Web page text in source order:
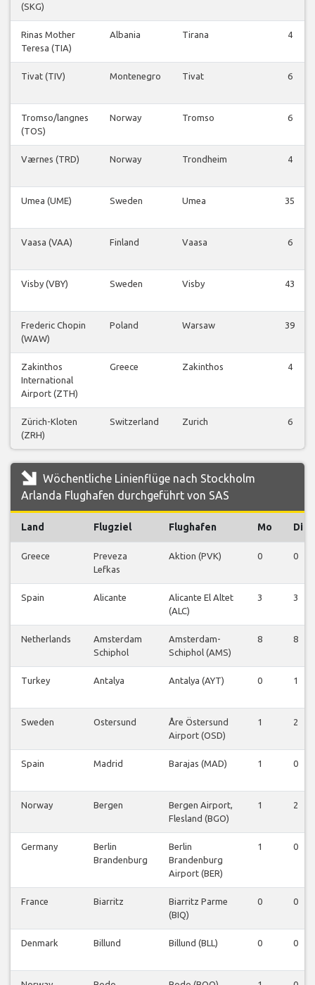
(SKG)
Rinas Mother
Teresa (TIA)
Albania Tirana 4
Tivat (TIV) Montenegro Tivat 6
Tromso/langnes
(TOS)
Norway Tromso 6
Værnes (TRD) Norway Trondheim 4
Umea (UME) Sweden Umea 35
Vaasa (VAA) Finland Vaasa 6
Visby (VBY) Sweden Visby 43
Frederic Chopin
(WAW)
Poland Warsaw 39
Zakinthos
International
Airport (ZTH)
Greece Zakinthos 4
Zürich-Kloten
(ZRH)
Switzerland Zurich 6
Wöchentliche Linienflüge nach Stockholm
Arlanda Flughafen durchgeführt von SAS
Land Flugziel Flughafen Mo Di
Greece
Preveza
Lefkas
Aktion (PVK) 0 0
Spain Alicante
Alicante El Altet
(ALC)
3 3
Netherlands
Amsterdam
Schiphol
Amsterdam-
Schiphol (AMS)
8 8
Turkey Antalya Antalya (AYT) 0 1
Sweden Ostersund
Åre Östersund
Airport (OSD)
1 2
Spain Madrid Barajas (MAD) 1 0
Norway Bergen
Bergen Airport,
Flesland (BGO)
1 2
Germany
Berlin
Brandenburg
Berlin
Brandenburg
Airport (BER)
1 0
France Biarritz
Biarritz Parme
(BIQ)
0 0
Denmark Billund Billund (BLL) 0 0